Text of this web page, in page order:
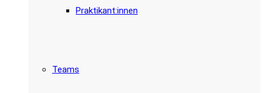
Praktikant:innen
Teams